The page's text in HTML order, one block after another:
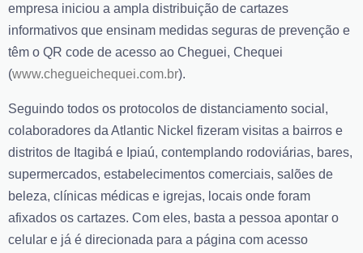
empresa iniciou a ampla distribuição de cartazes
informativos que ensinam medidas seguras de prevenção e
têm o QR code de acesso ao Cheguei, Chequei
(www.chegueichequei.com.br).
Seguindo todos os protocolos de distanciamento social,
colaboradores da Atlantic Nickel fizeram visitas a bairros e
distritos de Itagibá e Ipiaú, contemplando rodoviárias, bares,
supermercados, estabelecimentos comerciais, salões de
beleza, clínicas médicas e igrejas, locais onde foram
afixados os cartazes. Com eles, basta a pessoa apontar o
celular e já é direcionada para a página com acesso